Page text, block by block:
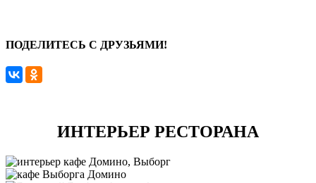
ПОДЕЛИТЕСЬ С ДРУЗЬЯМИ!
ИНТЕРЬЕР РЕСТОРАНА